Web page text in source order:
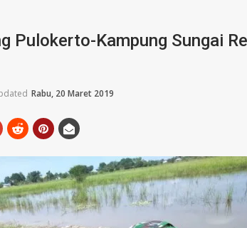
Pulokerto-Kampung Sungai
Rabu, 20 Maret 2019